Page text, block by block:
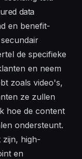
data
en benefit-
de specifieke
en neem
zoals video's,
ze zullen
hoe de content
ondersteunt.
zijn, high-
en